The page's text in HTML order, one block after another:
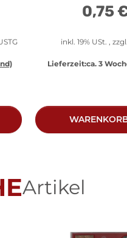
0,75
inkl. 19% USt. , zzgl.
Lieferzeit:ca. 3
Artikel